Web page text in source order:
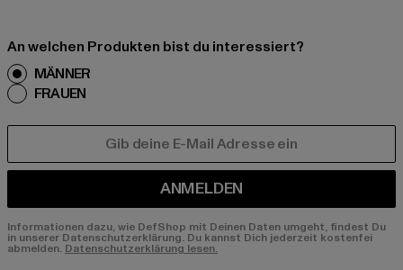
An welchen Produkten bist du interessiert?
MÄNNER
FRAUEN
ANMELDEN
Informationen dazu, wie DefShop mit Deinen Daten umgeht, findest Du
in unserer Datenschutzerklärung. Du kannst Dich jederzeit kostenfei
abmelden. Datenschutzerklärung lesen.